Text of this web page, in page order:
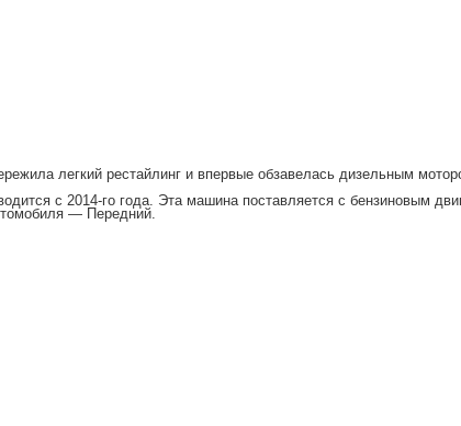
легкий рестайлинг и впервые обзавелась дизельным
с 2014-го года. Эта машина поставляется с бензиновым
— Передний.